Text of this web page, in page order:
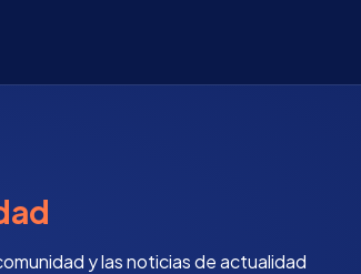
y las noticias de actualidad